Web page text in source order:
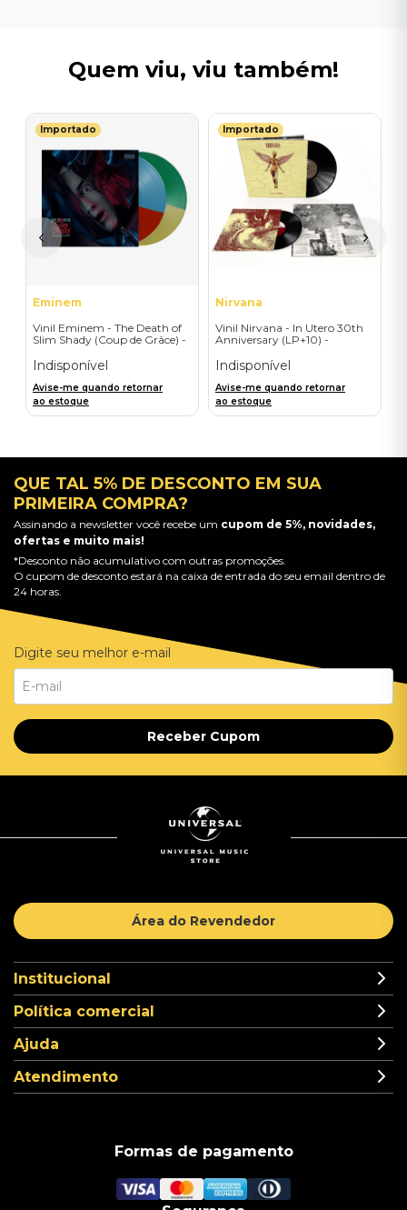
Quem viu, viu também!
Importado
Eminem
Vinil Eminem - The Death of
Slim Shady (Coup de Grâce) -
Indisponível
Avise-me quando retornar
ao estoque
Importado
Nirvana
Vinil Nirvana - In Utero 30th
Anniversary (LP+10) -
Indisponível
Avise-me quando retornar
ao estoque
QUE TAL 5% DE DESCONTO EM SUA
PRIMEIRA COMPRA?
Assinando a newsletter você recebe um cupom de 5%, novidades,
ofertas e muito mais!
*Desconto não acumulativo com outras promoções.
O cupom de desconto estará na caixa de entrada do seu email dentro de
24 horas.
Digite seu melhor e-mail
Receber Cupom
Área do Revendedor
Institucional
Política comercial
Ajuda
Atendimento
Formas de pagamento